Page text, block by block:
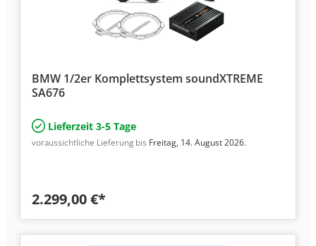
BMW 1/2er Komplettsystem soundXTREME
SA676
Lieferzeit 3-5 Tage
voraussichtliche Lieferung bis Freitag, 14. August 2026.
2.299,00 €*